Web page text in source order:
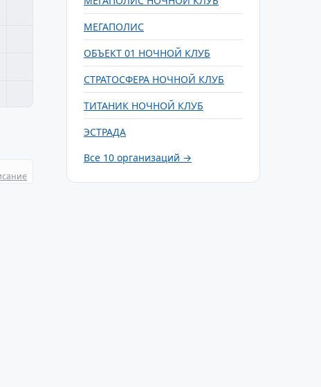
МЕГАПОЛИС
ОБЪЕКТ 01 НОЧНОЙ КЛУБ
СТРАТОСФЕРА НОЧНОЙ КЛУБ
ТИТАНИК НОЧНОЙ КЛУБ
ЭСТРАДА
Все 10 организаций →